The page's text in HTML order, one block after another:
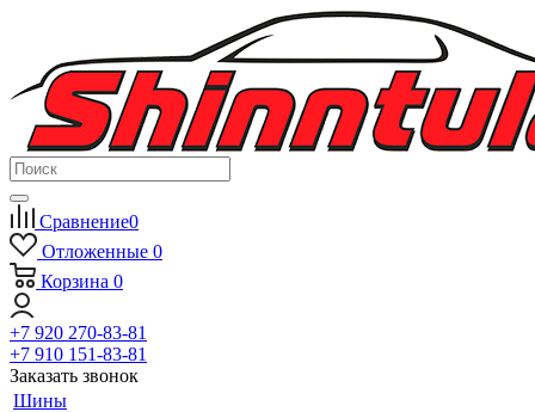
Сравнение0
Отложенные 0
Корзина 0
+7 920 270-83-81
+7 910 151-83-81
Заказать звонок
Шины